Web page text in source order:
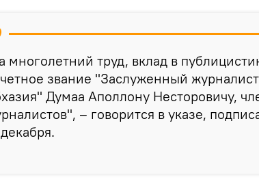
многолетний труд, вклад в
звание "Заслуженный
Думаа Аполлону Несторовичу,
– говорится в указе,